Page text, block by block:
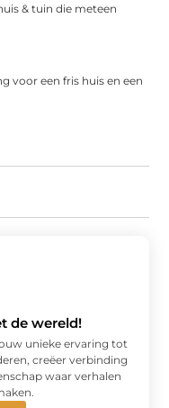
& tuin die meteen
voor een fris huis en een
de wereld!
unieke ervaring tot
creëer verbinding
waar verhalen